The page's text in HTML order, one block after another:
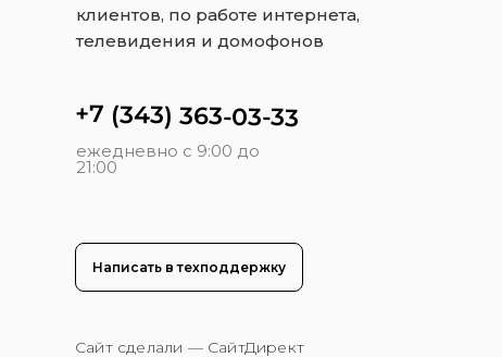
Написать в техподдержку
+7 (343) 363-03-33
ежедневно с 9:00 до
21:00
клиентов, по работе интернета,
телевидения и домофонов
Сайт сделали — СайтДирект